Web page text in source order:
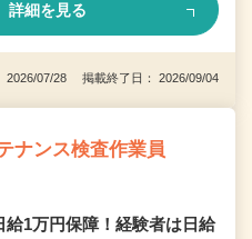
詳細を見る
2026/07/28 掲載終了日： 2026/09/04
ナンス検査作業員
1万円保障！経験者は日給